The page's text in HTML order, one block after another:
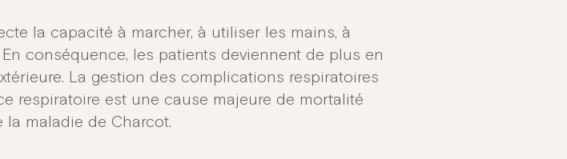
la capacité à marcher, à utiliser les mains, à
En conséquence, les patients deviennent de plus en
La gestion des complications respiratoires
respiratoire est une cause majeure de mortalité
la maladie de Charcot.